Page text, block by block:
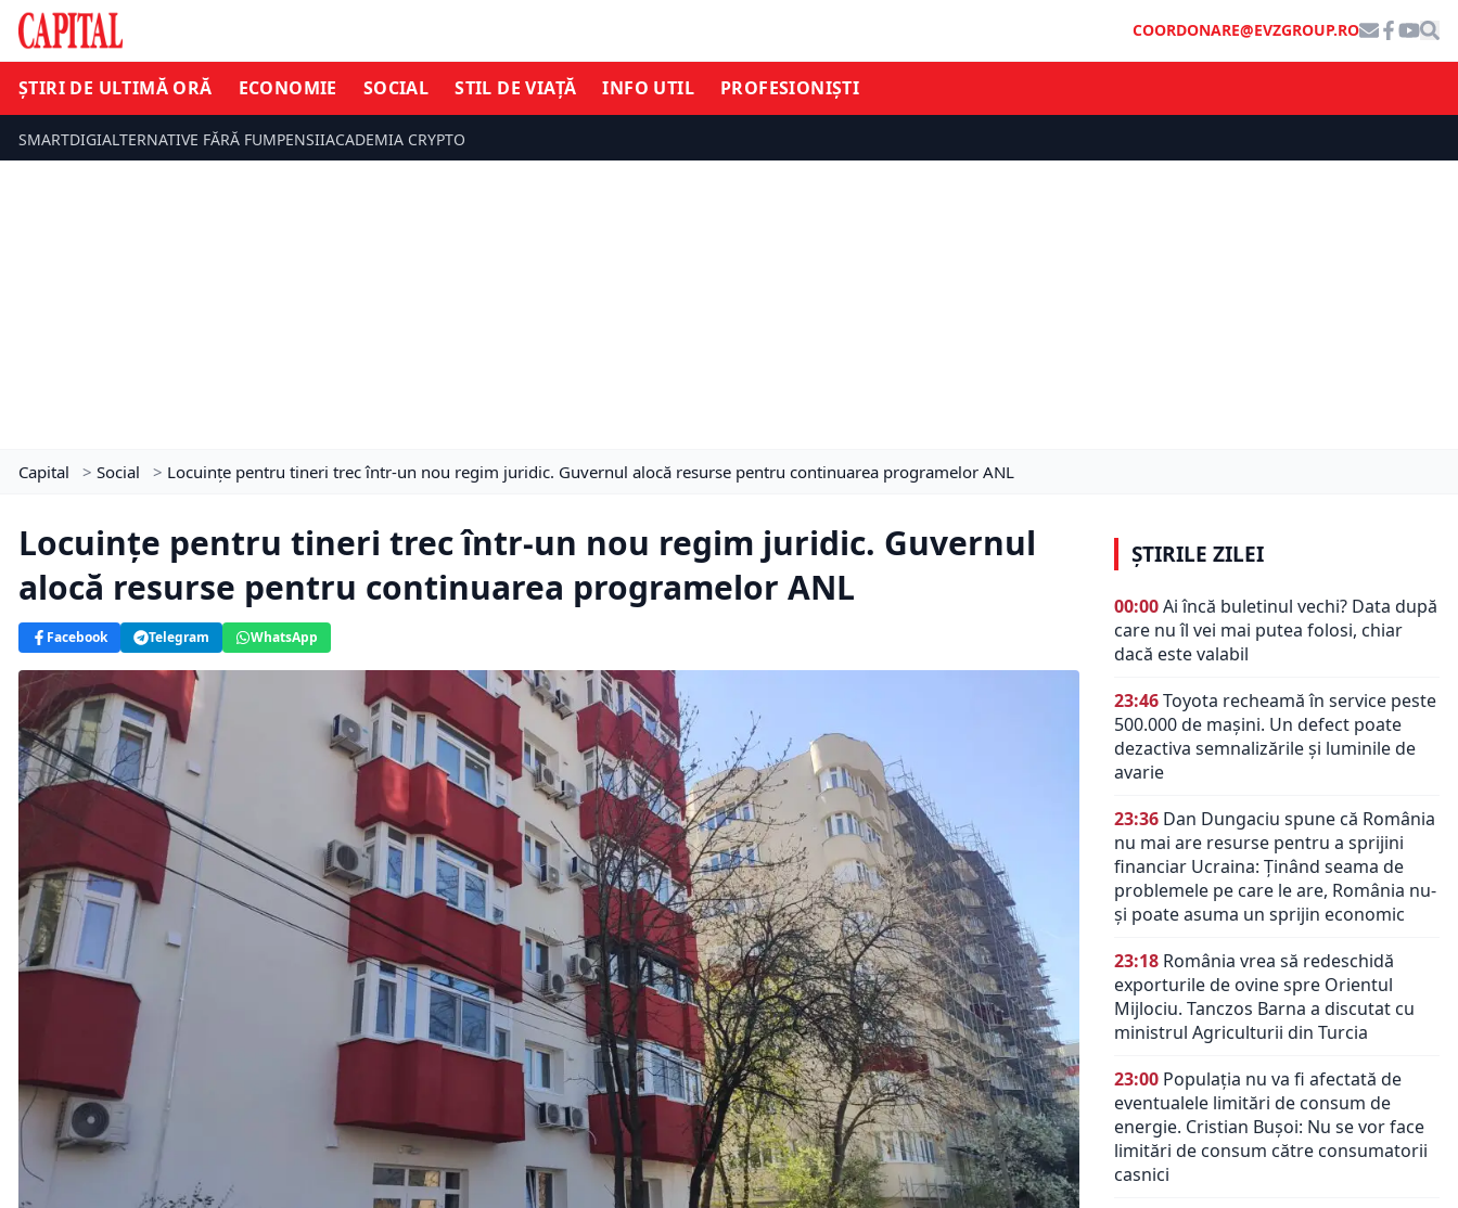
COORDONARE@EVZGROUP.RO
ȘTIRI DE ULTIMĂ ORĂ ECONOMIE SOCIAL STIL DE VIAȚĂ INFO UTIL PROFESIONIȘTI
SMARTDIGIALTERNATIVE FĂRĂ FUMPENSIIACADEMIA CRYPTO
Capital > Social > Locuințe pentru tineri trec într-un nou regim juridic. Guvernul alocă resurse pentru continuarea programelor ANL
Locuințe pentru tineri trec într-un nou regim juridic. Guvernul
alocă resurse pentru continuarea programelor ANL
Facebook Telegram WhatsApp
ȘTIRILE ZILEI
00:00Ai încă buletinul vechi? Data după
care nu îl vei mai putea folosi, chiar
dacă este valabil
23:46Toyota recheamă în service peste
500.000 de mașini. Un defect poate
dezactiva semnalizările și luminile de
avarie
23:36 Dan Dungaciu spune că România
nu mai are resurse pentru a sprijini
financiar Ucraina: Ținând seama de
problemele pe care le are, România nu-
și poate asuma un sprijin economic
23:18 România vrea să redeschidă
exporturile de ovine spre Orientul
Mijlociu. Tanczos Barna a discutat cu
ministrul Agriculturii din Turcia
23:00 Populația nu va fi afectată de
eventualele limitări de consum de
energie. Cristian Bușoi: Nu se vor face
limitări de consum către consumatorii
casnici